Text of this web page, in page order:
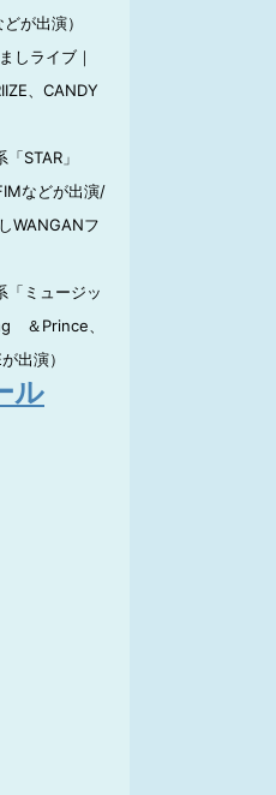
が出演）
しライブ｜
、CANDY
STAR」
などが出演/
WANGANフ
ミュージッ
＆Prince、
出演）
ル